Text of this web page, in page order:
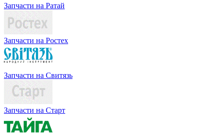
Запчасти на Ратай
Запчасти на Ростех
Запчасти на Свитязь
Запчасти на Старт